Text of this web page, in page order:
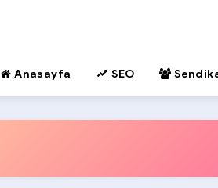
Anasayfa SEO